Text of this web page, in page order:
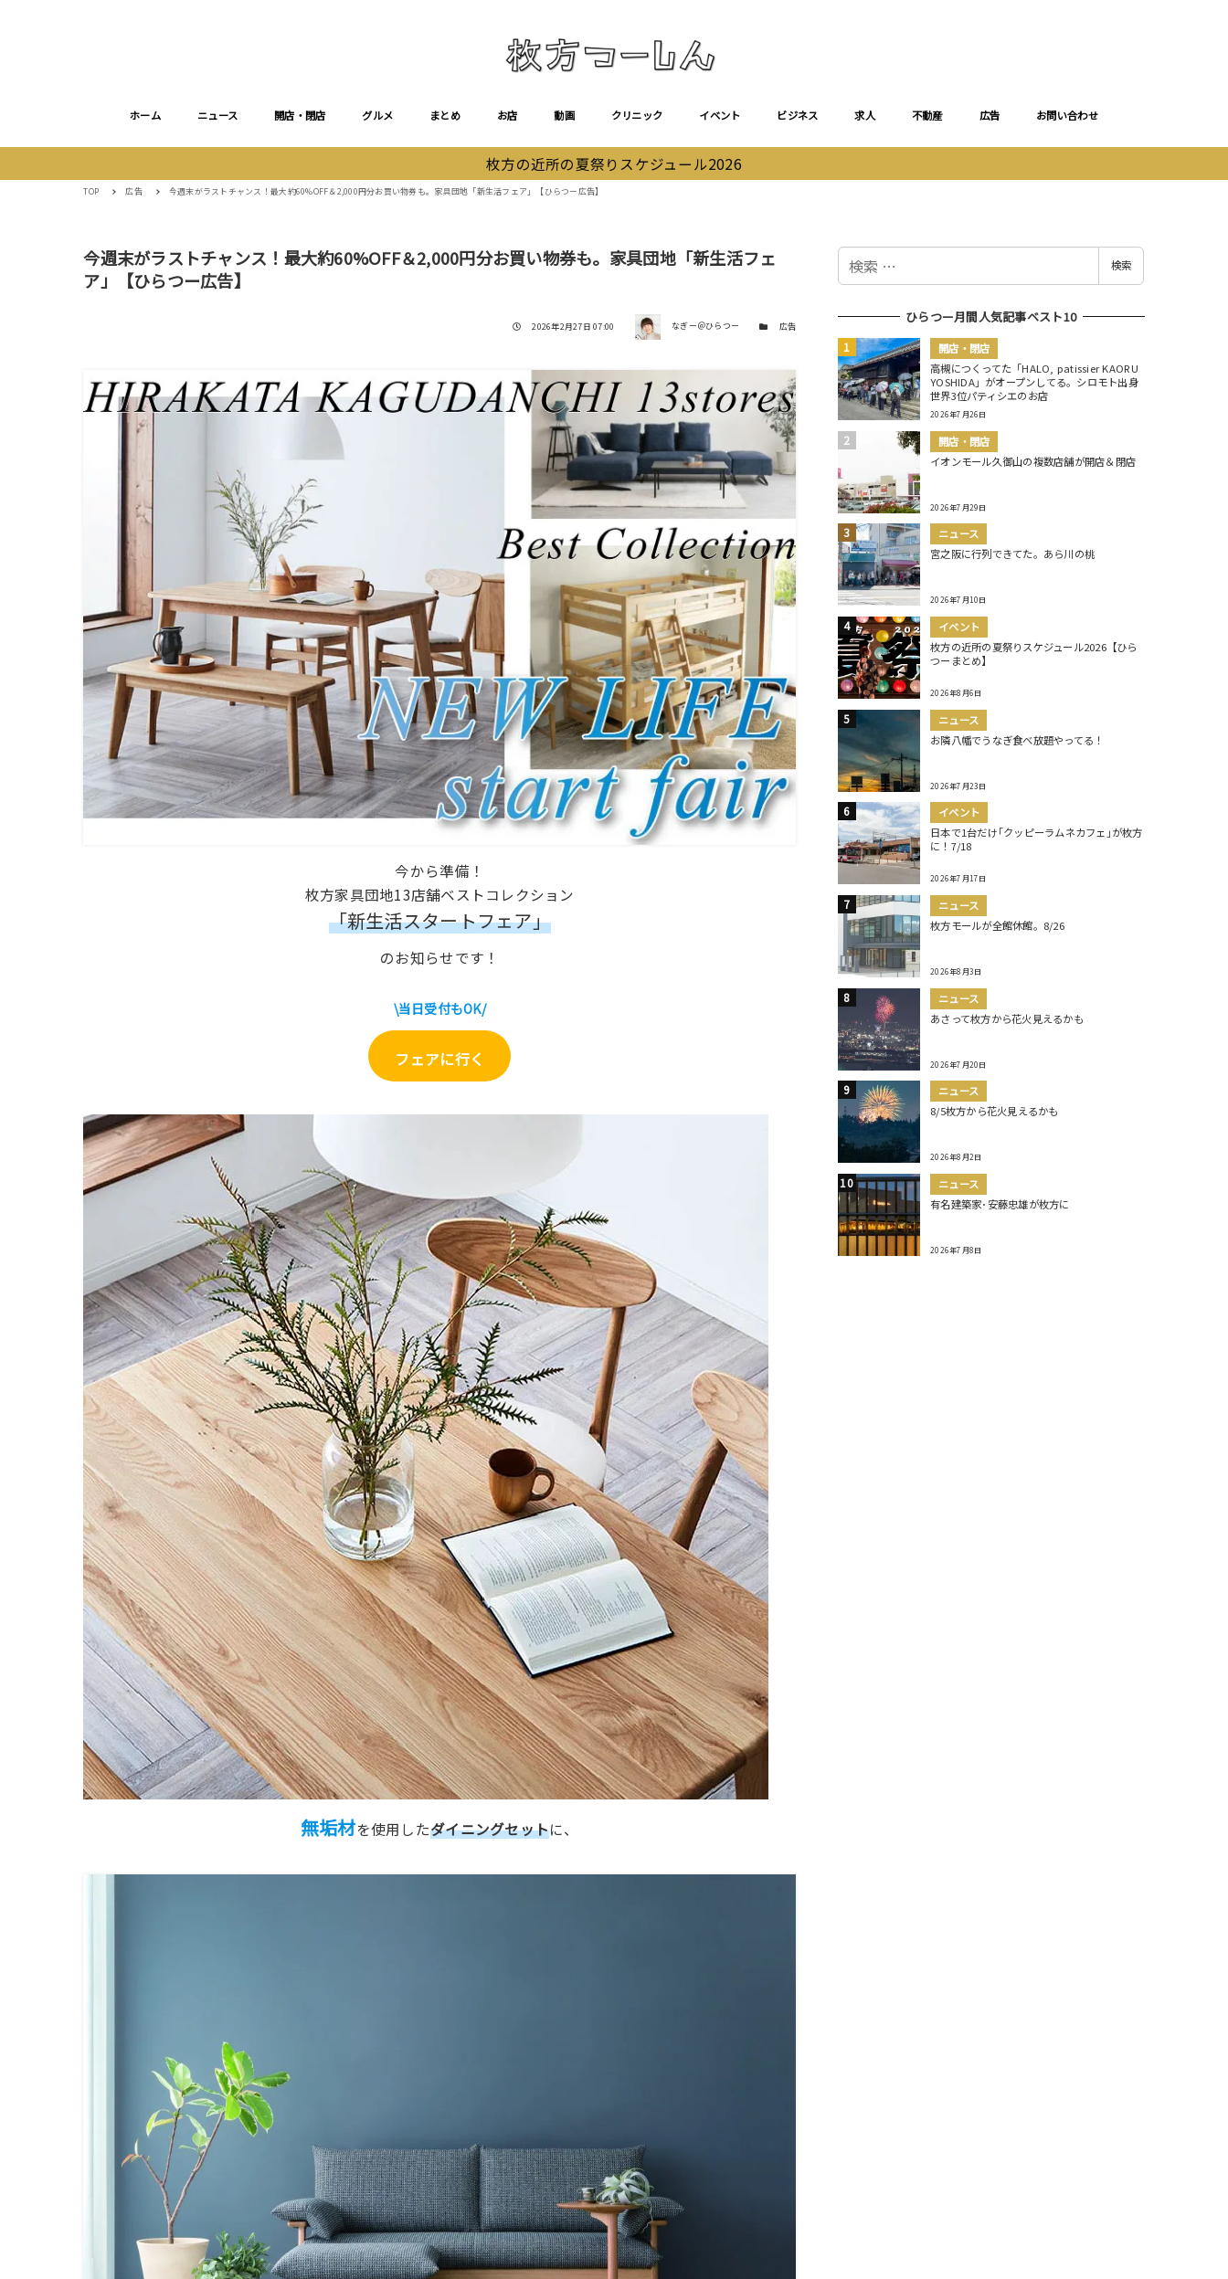
ホーム ニュース 開店・閉店 グルメ まとめ お店 動画 クリニック イベント ビジネス 求人 不動産 広告 お問い合わせ
枚方の近所の夏祭りスケジュール2026
TOP 広告 今週末がラストチャンス！最大約60%OFF＆2,000円分お買い物券も。家具団地「新生活フェア」【ひらつー広告】
今週末がラストチャンス！最大約60%OFF＆2,000円分お買い物券も。家具団地「新生活フェ
ア」【ひらつー広告】
投稿日
2026年2月27日 07:00 著者 なぎー＠ひらつー カテゴリー
広告
今から準備！
枚方家具団地13店舗ベストコレクション
「新生活スタートフェア」
のお知らせです！
\当日受付もOK/
フェアに行く
無垢材を使用したダイニングセットに、
検
検索
ひらつー月間人気記事ベスト10
開店・閉店
高槻につくってた「HALO, patissier KAORU
YOSHIDA」がオープンしてる。シロモト出身
世界3位パティシエのお店
2026年7月26日
開店・閉店
イオンモール久御山の複数店舗が開店＆閉店
2026年7月29日
ニュース
宮之阪に行列できてた。あら川の桃
2026年7月10日
イベント
枚方の近所の夏祭りスケジュール2026【ひら
つーまとめ】
2026年8月6日
ニュース
お隣八幡でうなぎ食べ放題やってる！
2026年7月23日
イベント
日本で1台だけ｢クッピーラムネカフェ｣が枚方
に！7/18
2026年7月17日
ニュース
枚方モールが全館休館。8/26
2026年8月3日
ニュース
あさって枚方から花火見えるかも
2026年7月20日
ニュース
8/5枚方から花火見えるかも
2026年8月2日
ニュース
有名建築家･安藤忠雄が枚方に
2026年7月8日